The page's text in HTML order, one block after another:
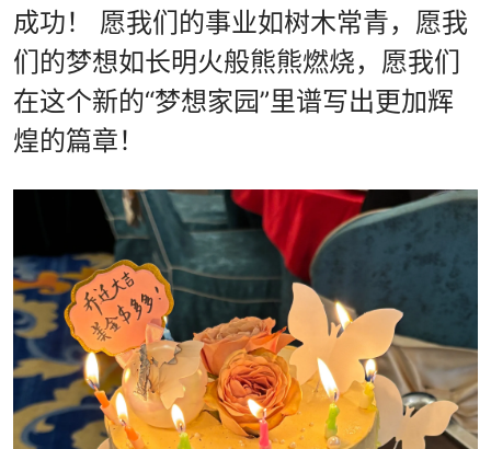
成功！ 愿我们的事业如树木常青，愿我
们的梦想如长明火般熊熊燃烧，愿我们
在这个新的“梦想家园”里谱写出更加辉
煌的篇章！